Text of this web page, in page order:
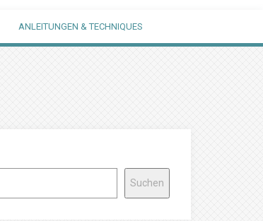
ANLEITUNGEN & TECHNIQUES
Suchen